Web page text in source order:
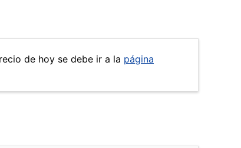
de hoy se debe ir a la página